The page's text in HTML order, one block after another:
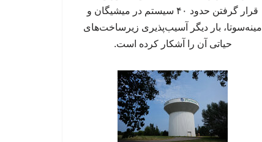
قرار گرفتن حدود ۴۰ سیستم در میشیگان و
مینه‌سوتا، بار دیگر آسیب‌پذیری زیرساخت‌های
حیاتی آن را آشکار کرده است.